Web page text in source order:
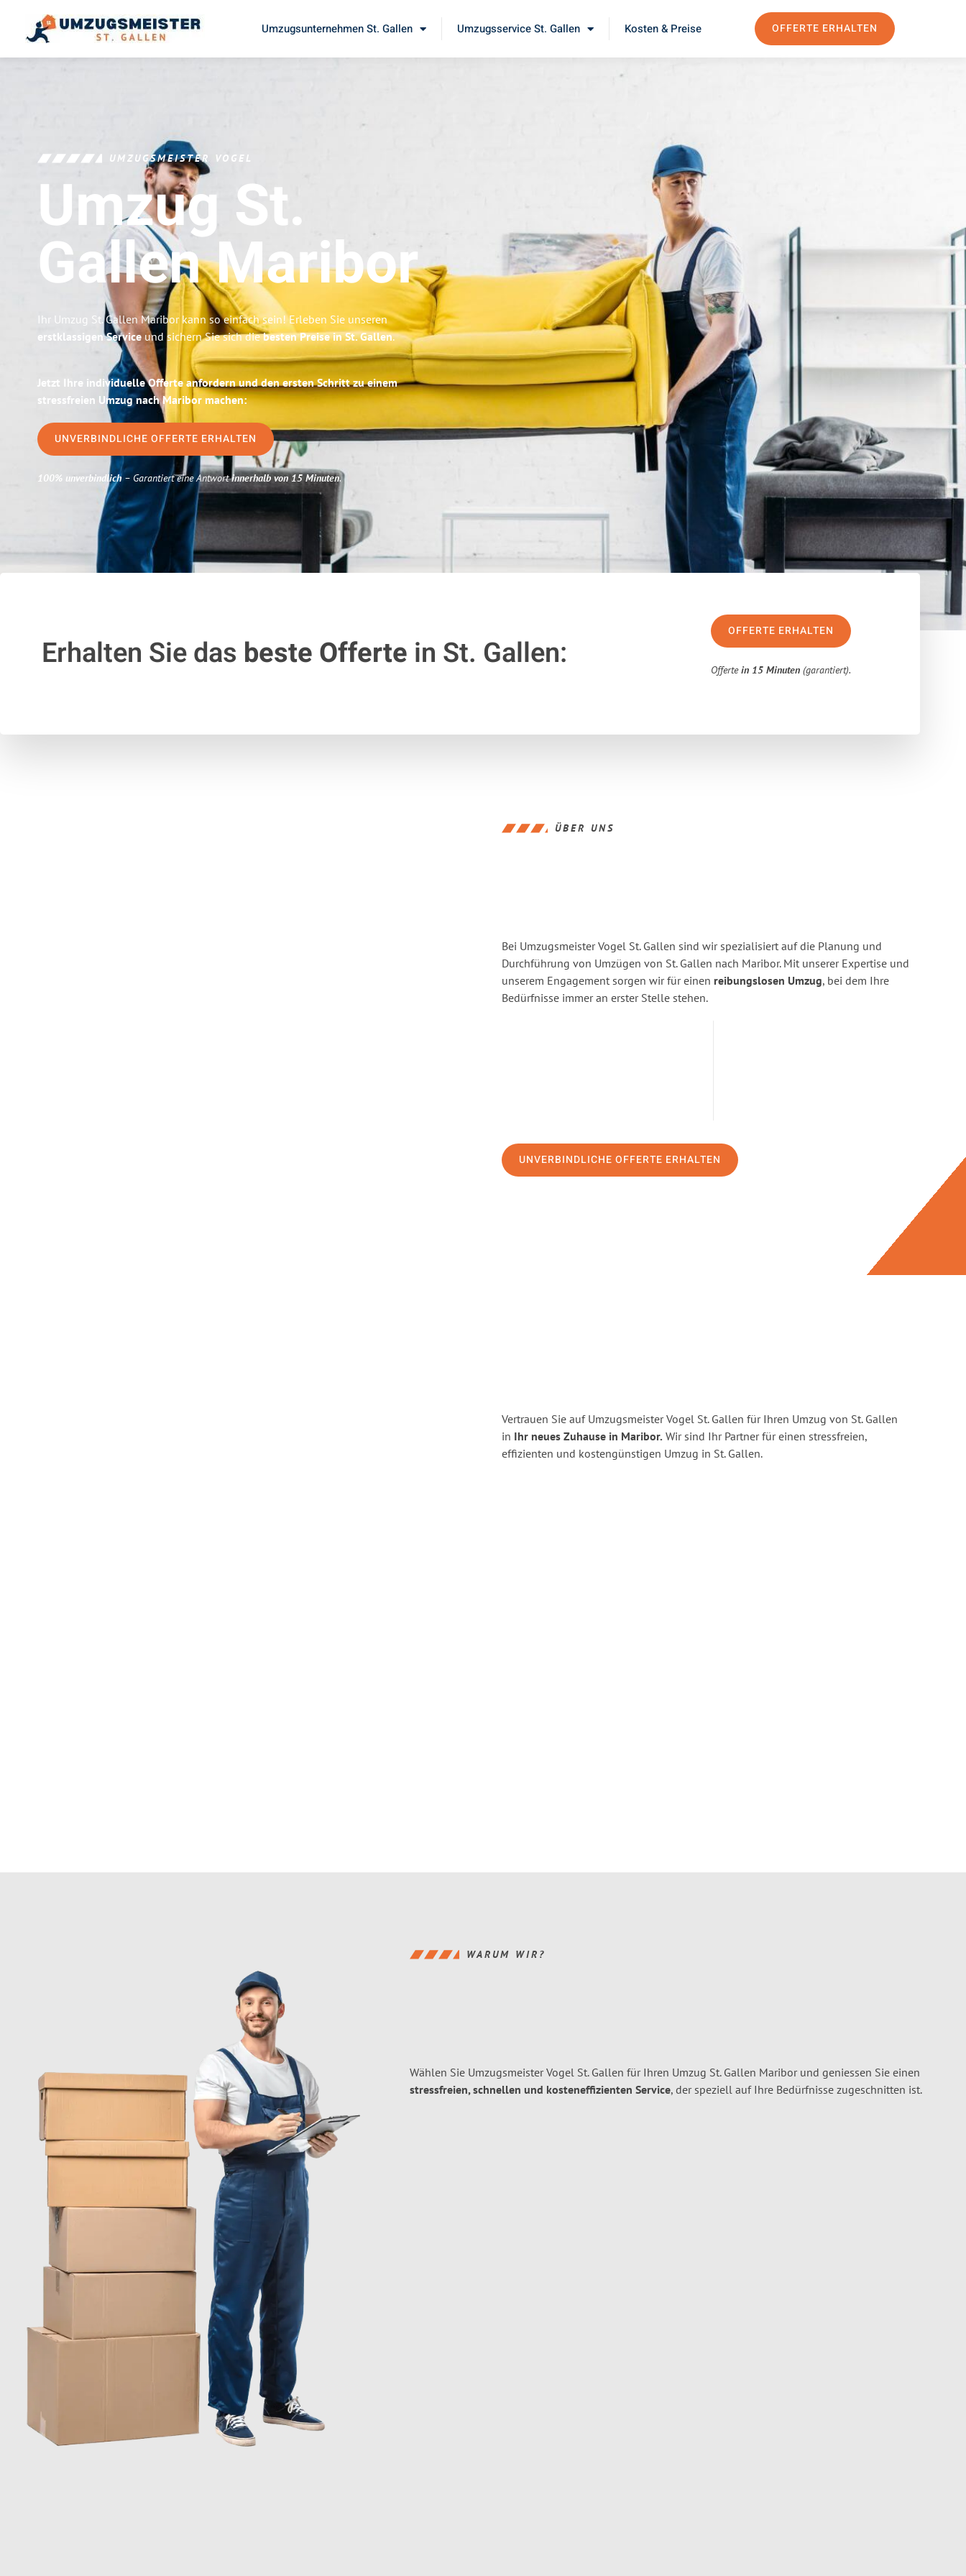
Umzugsunternehmen St. Gallen Umzugsservice St. Gallen Kosten & Preise OFFERTE ERHALTEN
UMZUGSMEISTER VOGEL
Umzug St.
GallenMaribor
Ihr Umzug St. Gallen Maribor kann so einfach sein! Erleben Sie unseren
erstklassigen Service und sichern Sie sich diebesten Preise in St. Gallen.
Jetzt Ihre individuelle Offerte anfordern und den ersten Schritt zu einem
stressfreien Umzug nach Maribor machen:
UNVERBINDLICHE OFFERTE ERHALTEN
100% unverbindlich– Garantiert eine Antwortinnerhalb von 15 Minuten.
Erhalten Sie das beste Offerte in St. Gallen:
OFFERTE ERHALTEN
Offertein 15 Minuten (garantiert).
ÜBER UNS
Bei Umzugsmeister Vogel St. Gallen sind wir spezialisiert auf die Planung und
Durchführung von Umzügen von St. Gallen nach Maribor. Mit unserer Expertise und
unserem Engagement sorgen wir für einen reibungslosen Umzug, bei dem Ihre
Bedürfnisse immer an erster Stelle stehen.
UNVERBINDLICHE OFFERTE ERHALTEN
Vertrauen Sie auf Umzugsmeister Vogel St. Gallen für Ihren Umzug von St. Gallen
in Ihr neues Zuhause in Maribor. Wir sind Ihr Partner für einen stressfreien,
effizienten und kostengünstigen Umzug in St. Gallen.
WARUM WIR?
Wählen Sie Umzugsmeister Vogel St. Gallen für Ihren Umzug St. Gallen Maribor und geniessen Sie einen
stressfreien, schnellen und kosteneffizienten Service, der speziell auf Ihre Bedürfnisse zugeschnitten ist.